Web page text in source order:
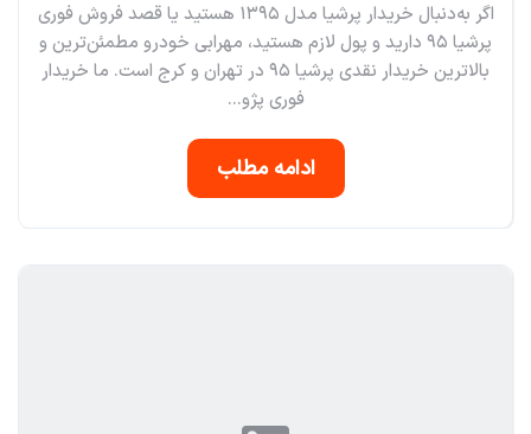
اگر به‌دنبال خریدار پرشیا مدل ۱۳۹۵ هستید یا قصد فروش فوری
پرشیا ۹۵ دارید و پول لازم هستید، مهرابی خودرو مطمئن‌ترین و
بالاترین خریدار نقدی پرشیا ۹۵ در تهران و کرج است. ما خریدار
فوری پژو...
ادامه مطلب